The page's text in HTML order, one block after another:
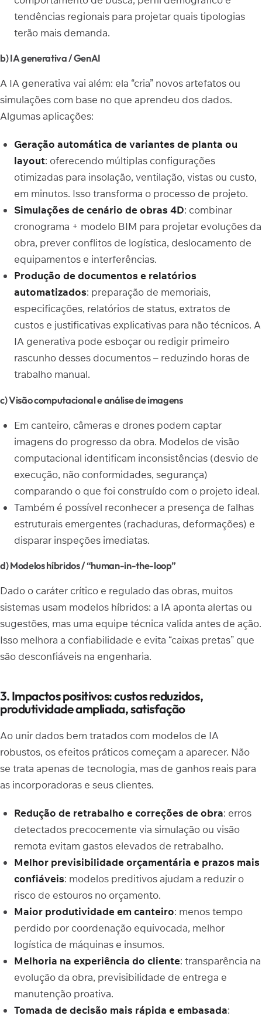
tendências regionais para projetar quais tipologias
terão mais demanda.
b) IA generativa / GenAI
A IA generativa vai além: ela “cria” novos artefatos ou
simulações com base no que aprendeu dos dados.
Algumas aplicações:
Geração automática de variantes de planta ou
layout: oferecendo múltiplas configurações
otimizadas para insolação, ventilação, vistas ou custo,
em minutos. Isso transforma o processo de projeto.
Simulações de cenário de obras 4D: combinar
cronograma + modelo BIM para projetar evoluções da
obra, prever conflitos de logística, deslocamento de
equipamentos e interferências.
Produção de documentos e relatórios
automatizados: preparação de memoriais,
especificações, relatórios de status, extratos de
custos e justificativas explicativas para não técnicos. A
IA generativa pode esboçar ou redigir primeiro
rascunho desses documentos – reduzindo horas de
trabalho manual.
c) Visão computacional e análise de imagens
Em canteiro, câmeras e drones podem captar
imagens do progresso da obra. Modelos de visão
computacional identificam inconsistências (desvio de
execução, não conformidades, segurança)
comparando o que foi construído com o projeto ideal.
Também é possível reconhecer a presença de falhas
estruturais emergentes (rachaduras, deformações) e
disparar inspeções imediatas.
d) Modelos híbridos / “human-in-the-loop”
Dado o caráter crítico e regulado das obras, muitos
sistemas usam modelos híbridos: a IA aponta alertas ou
sugestões, mas uma equipe técnica valida antes de ação.
Isso melhora a confiabilidade e evita “caixas pretas” que
são desconfiáveis na engenharia.
3. Impactos positivos: custos reduzidos,
produtividade ampliada, satisfação
Ao unir dados bem tratados com modelos de IA
robustos, os efeitos práticos começam a aparecer. Não
se trata apenas de tecnologia, mas de ganhos reais para
as incorporadoras e seus clientes.
Redução de retrabalho e correções de obra: erros
detectados precocemente via simulação ou visão
remota evitam gastos elevados de retrabalho.
Melhor previsibilidade orçamentária e prazos mais
confiáveis: modelos preditivos ajudam a reduzir o
risco de estouros no orçamento.
Maior produtividade em canteiro: menos tempo
perdido por coordenação equivocada, melhor
logística de máquinas e insumos.
Melhoria na experiência do cliente: transparência na
evolução da obra, previsibilidade de entrega e
manutenção proativa.
Tomada de decisão mais rápida e embasada: